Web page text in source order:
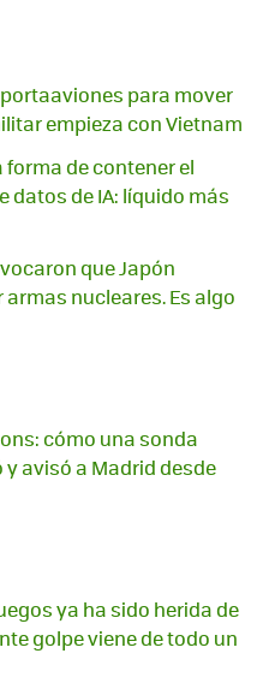
para mover
empieza con Vietnam
forma de contener el
datos de IA: líquido más
que Japón
nucleares. Es algo
cómo una sonda
avisó a Madrid desde
ya ha sido herida de
golpe viene de todo un